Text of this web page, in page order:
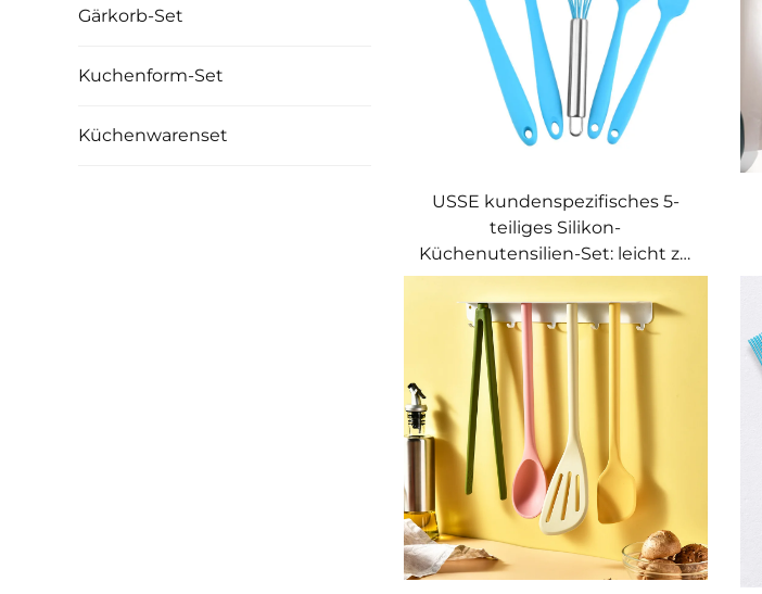
Gärkorb-Set
Kuchenform-Set
Küchenwarenset
USSE kundenspezifisches 5-
teiliges Silikon-
Küchenutensilien-Set: leicht zu
reinigendes Silikon-Koch- und
Küchenutensilien-Set, haftfrei
und hitzebeständig